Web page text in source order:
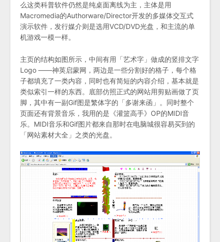
么这类科普软件仍然是纯桌面离线为主，主体是用
Macromedia的Authorware/Director开发的多媒体交互式
演示软件，发行媒介则是选用VCD/DVD光盘，和主流的单
机游戏一模一样。
主页的结构如图所示，中间有用「艺术字」做成的竖排文字
Logo ——神英启蒙网，两边是一些分割好的格子，每个格
子都填充了一类内容，同时也有简短的内容介绍，基本就是
类似索引一样的东西。底部仿照正式的网站用剪贴画做了页
脚，其中有一副Gif图是繁体字的「多谢来函」。同时整个
页面还有背景音乐，我用的是《灌篮高手》OP的MIDI音
乐。MIDI音乐和Gif图片都来自那时在电脑城很容易买到的
「网站素材大全」之类的光盘。